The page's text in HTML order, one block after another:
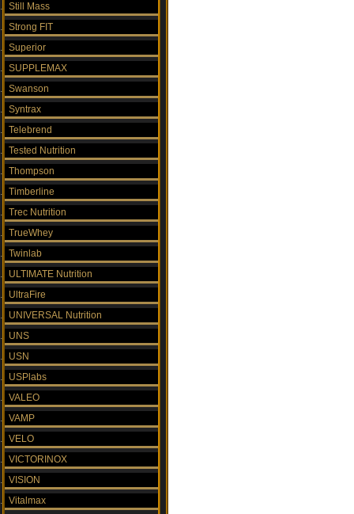
Still Mass
Strong FIT
Superior
SUPPLEMAX
Swanson
Syntrax
Telebrend
Tested Nutrition
Thompson
Timberline
Trec Nutrition
TrueWhey
Twinlab
ULTIMATE Nutrition
UltraFire
UNIVERSAL Nutrition
UNS
USN
USPlabs
VALEO
VAMP
VELO
VICTORINOX
VISION
Vitalmax